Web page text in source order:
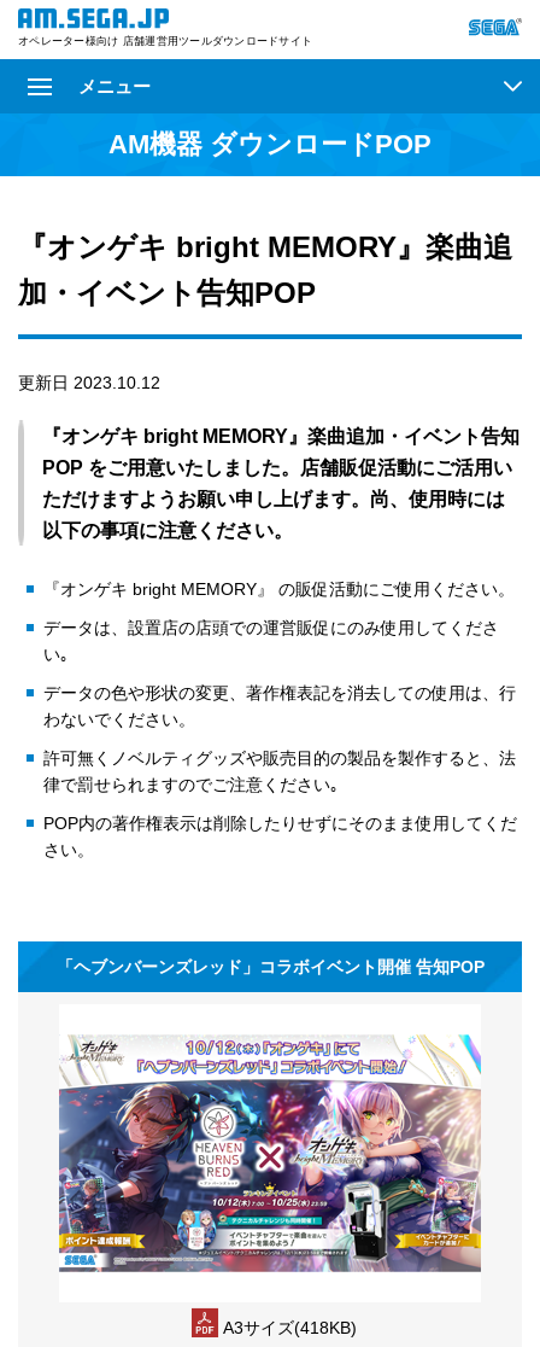
オペレーター様向け 店舗運営用ツールダウンロードサイト
メニュー
AM機器 ダウンロードPOP
『オンゲキ bright MEMORY』楽曲追
加・イベント告知POP
更新日 2023.10.12
『オンゲキ bright MEMORY』楽曲追加・イベント告知
POP をご用意いたしました。店舗販促活動にご活用い
ただけますようお願い申し上げます。尚、使用時には
以下の事項に注意ください。
『オンゲキ bright MEMORY』 の販促活動にご使用ください。
データは、設置店の店頭での運営販促にのみ使用してくださ
い｡
データの色や形状の変更、著作権表記を消去しての使用は、行
わないでください。
許可無くノベルティグッズや販売目的の製品を製作すると、法
律で罰せられますのでご注意ください｡
POP内の著作権表示は削除したりせずにそのまま使用してくだ
さい。
「ヘブンバーンズレッド」コラボイベント開催 告知POP
A3サイズ(418KB)